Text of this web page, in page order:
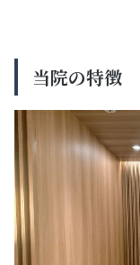
当院の特徴